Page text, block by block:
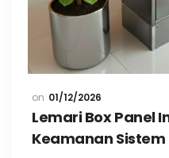
01/12/2026
Lemari Box Panel
Keamanan